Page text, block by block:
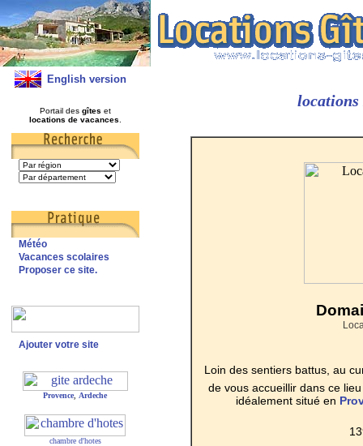
English version
Portail des gîtes et
locations de vacances
Météo
Vacances scolaires
Proposer ce site.
Ajouter votre site
Provence Ardeche
chambre d'hotes
locations
Loin des sentiers battus, au
de vous accueillir dans ce
idéalement situé en